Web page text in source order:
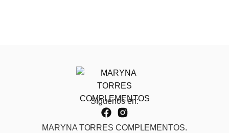
Síguenos en:
MARYNA TORRES COMPLEMENTOS.